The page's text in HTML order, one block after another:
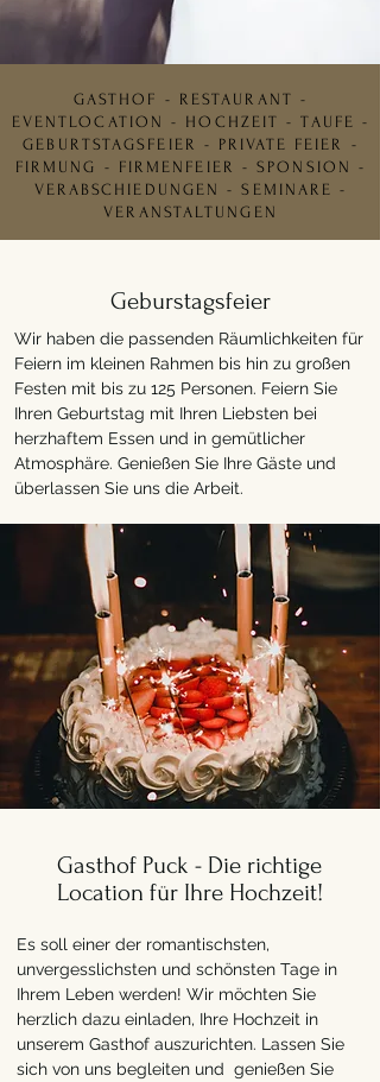
GASTHOF - RESTAURANT -
EVENTLOCATION - HOCHZEIT - TAUFE -
GEBURTSTAGSFEIER - PRIVATE FEIER -
FIRMUNG - FIRMENFEIER - SPONSION -
VERABSCHIEDUNGEN - SEMINARE -
VERANSTALTUNGEN
Geburstagsfeier
Wir haben die passenden Räumlichkeiten für
Feiern im kleinen Rahmen bis hin zu großen
Festen mit bis zu 125 Personen. Feiern Sie
Ihren Geburtstag mit Ihren Liebsten bei
herzhaftem Essen und in gemütlicher
Atmosphäre. Genießen Sie Ihre Gäste und
überlassen Sie uns die Arbeit.
Gasthof Puck - Die richtige
Location für Ihre Hochzeit!
Es soll einer der romantischsten,
unvergesslichsten und schönsten Tage in
Ihrem Leben werden! Wir möchten Sie
herzlich dazu einladen, Ihre Hochzeit in
unserem Gasthof auszurichten. Lassen Sie
sich von uns begleiten und genießen Sie